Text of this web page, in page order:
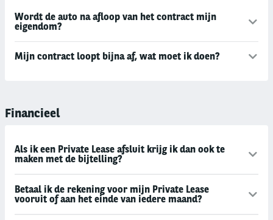
Wordt de auto na afloop van het contract mijn
eigendom?
Mijn contract loopt bijna af, wat moet ik doen?
Financieel
Als ik een Private Lease afsluit krijg ik dan ook te
maken met de bijtelling?
Betaal ik de rekening voor mijn Private Lease
vooruit of aan het einde van iedere maand?